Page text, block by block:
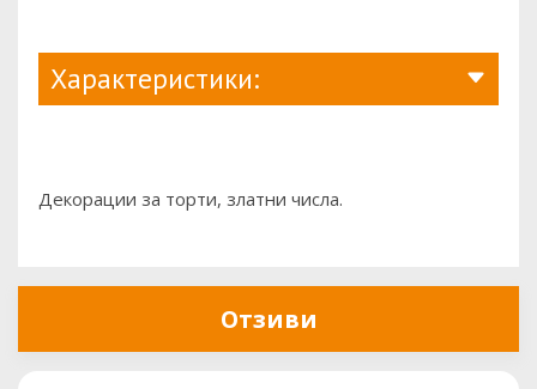
Характеристики:
Декорации за торти, златни числа.
Отзиви